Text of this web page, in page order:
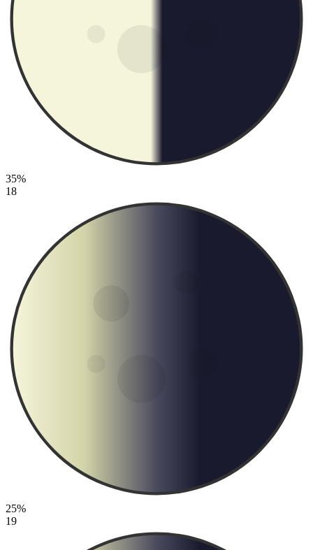
35%
18
25%
19